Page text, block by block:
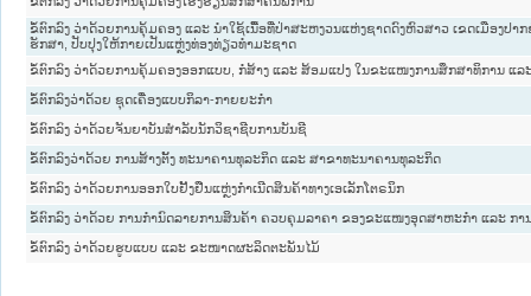
ຂໍ້ຕົກລົງ ວ່າດ້ວຍການຄຸ້ມຄອງ ແລະ ນຳໃຊ້ເນື້ອທີ່ປ່າສະຫງວນແຫ່ງຊາດດົງຫົວສາວ ເຂດເມືອງປາກ
ຮັກສາ, ປັບປຸງໃຫ້ກາຍເປັນແຫຼ່ງທ່ອງທ່ຽວທຳມະຊາດ
ຂໍ້ຕົກລົງ ວ່າດ້ວຍການຄຸ້ມຄອງອອກແບບ, ກໍ່ສ້າງ ແລະ ສ້ອມແປງ ໃນຂະແໜງການສຶກສາທິການ ແລ
ຂໍ້ຕົກລົງວ່າດ້ວຍ ຊຸດເຄື່ອງແບບກິລາ-ກາຍຍະກຳ
ຂໍ້ຕົກລົງ ວ່າດ້ວຍຈັນຍາບັນສຳລັບນັກວິຊາຊີບການບັນຊີ
ຂໍ້​ຕົກ​ລົງ​ວ່າ​ດ້ວຍ ການ​ສ້າງ​ຕັ້ງ​ ທະ​ນາ​ຄານ​ທຸ​ລະ​ກິດ ແລະ ສາ​ຂາ​ທະ​ນາ​ຄານ​ທຸ​ລະ​ກິດ
ຂໍ້ຕົກລົງ ວ່າດ້ວຍການອອກໃບຢັ້ງຢືນແຫຼ່ງກຳເນີດສິນຄ້າທາງເອເລັກໂຕຣນິກ
ຂໍ້ຕົກລົງ ວ່າດ້ວຍ ການກຳນົດລາຍການສິນຄ້າ ຄວບຄຸມລາຄາ ຂອງຂະແໜງອຸດສາຫະກຳ ແລະ ກາ
ຂໍ້ຕົກລົງ ວ່າດ້ວຍຮູບແບບ ແລະ ຂະໜາດຜະລິດຕະພັນໄມ້